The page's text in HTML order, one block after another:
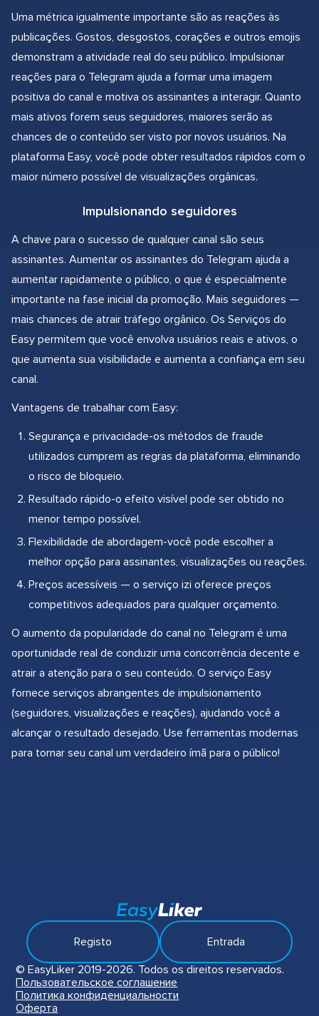
Uma métrica igualmente importante são as reações às
publicações. Gostos, desgostos, corações e outros emojis
demonstram a atividade real do seu público. Impulsionar
reações para o Telegram ajuda a formar uma imagem
positiva do canal e motiva os assinantes a interagir. Quanto
mais ativos forem seus seguidores, maiores serão as
chances de o conteúdo ser visto por novos usuários. Na
plataforma Easy, você pode obter resultados rápidos com o
maior número possível de visualizações orgânicas.
Impulsionando seguidores
A chave para o sucesso de qualquer canal são seus
assinantes. Aumentar os assinantes do Telegram ajuda a
aumentar rapidamente o público, o que é especialmente
importante na fase inicial da promoção. Mais seguidores —
mais chances de atrair tráfego orgânico. Os Serviços do
Easy permitem que você envolva usuários reais e ativos, o
que aumenta sua visibilidade e aumenta a confiança em seu
canal.
Vantagens de trabalhar com Easy:
Segurança e privacidade-os métodos de fraude
utilizados cumprem as regras da plataforma, eliminando
o risco de bloqueio.
Resultado rápido-o efeito visível pode ser obtido no
menor tempo possível.
Flexibilidade de abordagem-você pode escolher a
melhor opção para assinantes, visualizações ou reações.
Preços acessíveis — o serviço izi oferece preços
competitivos adequados para qualquer orçamento.
O aumento da popularidade do canal no Telegram é uma
oportunidade real de conduzir uma concorrência decente e
atrair a atenção para o seu conteúdo. O serviço Easy
fornece serviços abrangentes de impulsionamento
(seguidores, visualizações e reações), ajudando você a
alcançar o resultado desejado. Use ferramentas modernas
para tornar seu canal um verdadeiro ímã para o público!
Registo
Entrada
© EasyLiker 2019-2026. Todos os direitos reservados.
Пользовательское соглашение
Политика конфиденциальности
Оферта